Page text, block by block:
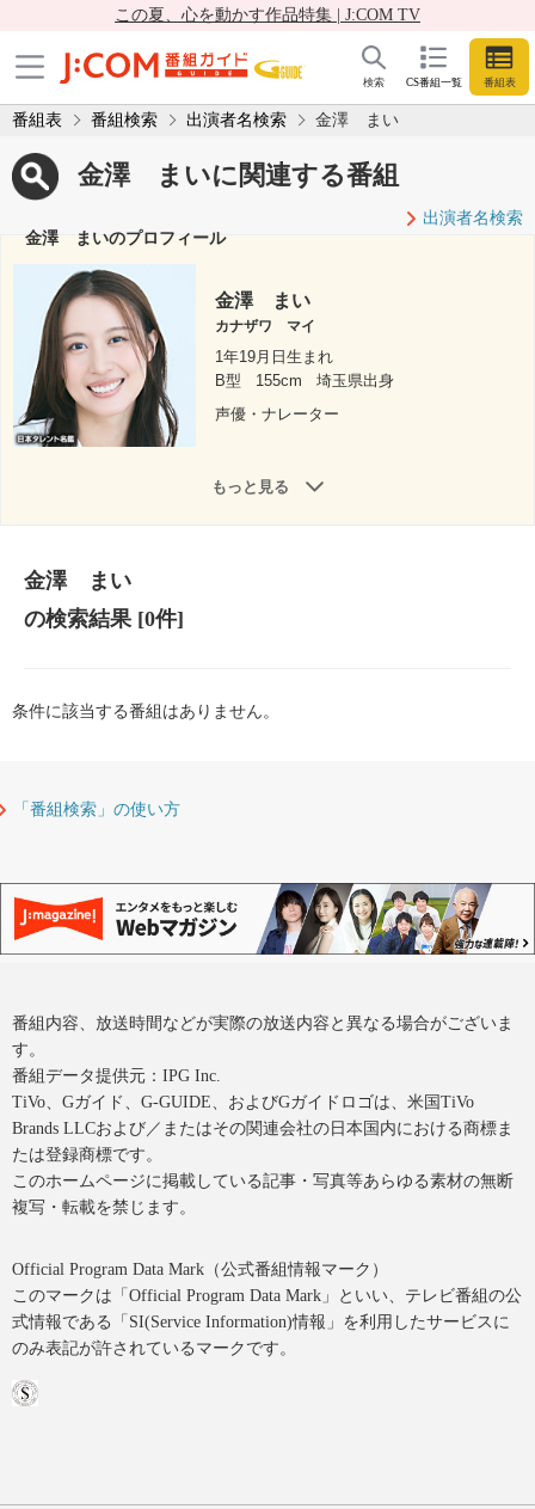
この夏、心を動かす作品特集 | J:COM TV
CS番組一覧 番組表
検索
番組表 番組検索 出演者名検索 金澤 まい
金澤 まいに関連する番組
出演者名検索
金澤 まいのプロフィール
金澤 まい
カナザワ マイ
1年19月日生まれ
B型
155cm
埼玉県出身
声優・ナレーター
もっと見る
金澤 まい
の検索結果[0件]
条件に該当する番組はありません。
「番組検索」の使い方
番組内容、放送時間などが実際の放送内容と異なる場合がございま
す。
番組データ提供元：IPG Inc.
TiVo、Gガイド、G-GUIDE、およびGガイドロゴは、米国TiVo
Brands LLCおよび／またはその関連会社の日本国内における商標ま
たは登録商標です。
このホームページに掲載している記事・写真等あらゆる素材の無断
複写・転載を禁じます。
Official Program Data Mark（公式番組情報マーク）
このマークは「Official Program Data Mark」といい、テレビ番組の公
式情報である「SI(Service Information)情報」を利用したサービスに
のみ表記が許されているマークです。